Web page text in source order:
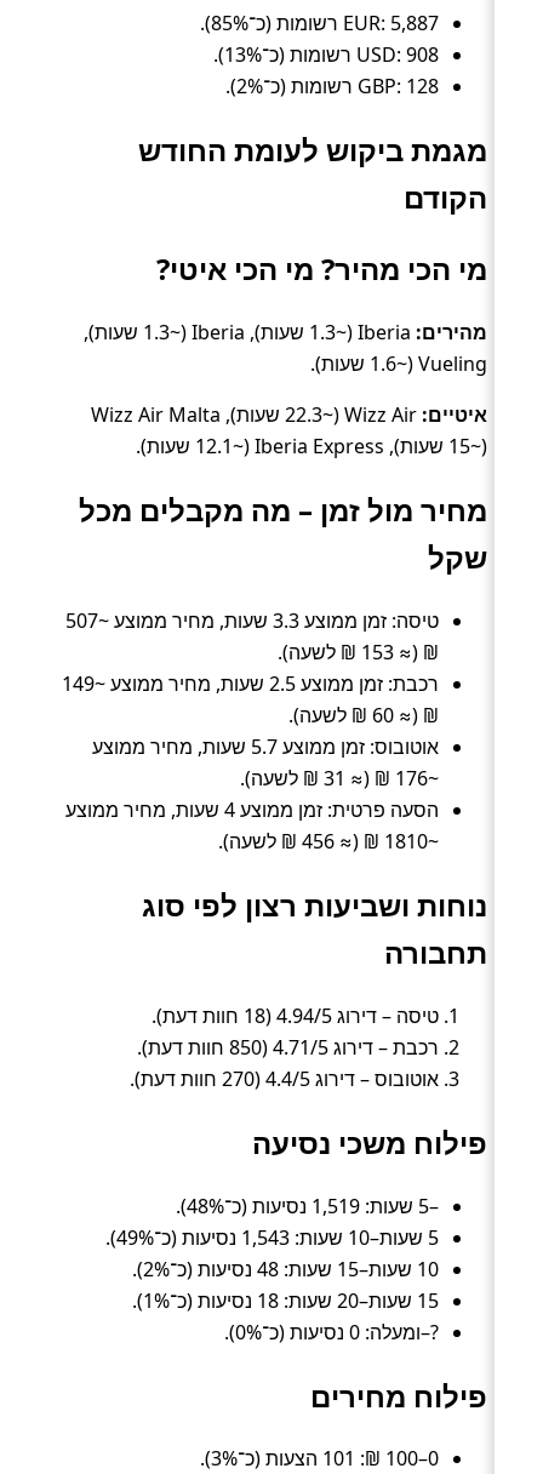
EUR: 5,887 רשומות (כ־85%).
USD: 908 רשומות (כ־13%).
GBP: 128 רשומות (כ־2%).
מגמת ביקוש לעומת החודש
הקודם
מי הכי מהיר? מי הכי איטי?
מהירים:
Iberia (~1.3 שעות), Iberia (~1.3 שעות),
Vueling (~1.6 שעות).
איטיים:
Wizz Air (~22.3 שעות), Wizz Air Malta
(~15 שעות), Iberia Express (~12.1 שעות).
מחיר מול זמן – מה מקבלים מכל
שקל
טיסה: זמן ממוצע 3.3 שעות, מחיר ממוצע ~507
₪ (≈ 153 ₪ לשעה).
רכבת: זמן ממוצע 2.5 שעות, מחיר ממוצע ~149
₪ (≈ 60 ₪ לשעה).
אוטובוס: זמן ממוצע 5.7 שעות, מחיר ממוצע
~176 ₪ (≈ 31 ₪ לשעה).
הסעה פרטית: זמן ממוצע 4 שעות, מחיר ממוצע
~1810 ₪ (≈ 456 ₪ לשעה).
נוחות ושביעות רצון לפי סוג
תחבורה
טיסה – דירוג 4.94/5 (18 חוות דעת).
רכבת – דירוג 4.71/5 (850 חוות דעת).
אוטובוס – דירוג 4.4/5 (270 חוות דעת).
פילוח משכי נסיעה
–5 שעות: 1,519 נסיעות (כ־48%).
5 שעות–10 שעות: 1,543 נסיעות (כ־49%).
10 שעות–15 שעות: 48 נסיעות (כ־2%).
15 שעות–20 שעות: 18 נסיעות (כ־1%).
?–ומעלה: 0 נסיעות (כ־0%).
פילוח מחירים
0–100 ₪: 101 הצעות (כ־3%).